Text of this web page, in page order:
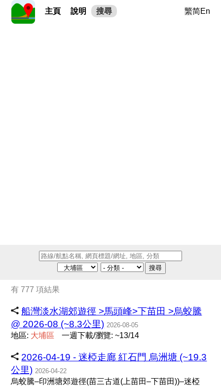
主頁 說明 搜尋 繁简En
搜尋
有 777 項結果
船灣淡水湖郊遊徑 >馬頭峰>下苗田 >烏蛟騰
@ 2026-08 (~8.3公里) 2026-08-05
地區: 大埔區 一週下載/瀏覽: ~13/14
2026-04-19 - 迷椏走廊 紅石門 烏洲塘 (~19.3
公里) 2026-04-22
烏蛟騰–印洲塘郊遊徑(苗三古道(上苗田–下苗田))–迷椏